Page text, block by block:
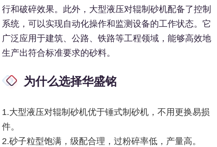
行和破碎效果。此外，大型液压对辊制砂机配备了控制
系统，可以实现自动化操作和监测设备的工作状态。它
广泛应用于建筑、公路、铁路等工程领域，能够高效地
生产出符合标准要求的砂料。
为什么选择华盛铭
1.大型液压对辊制砂机优于锤式制砂机，不用更换易损
件。
2.砂子粒型饱满，级配合理，过粉碎率低，产量高。